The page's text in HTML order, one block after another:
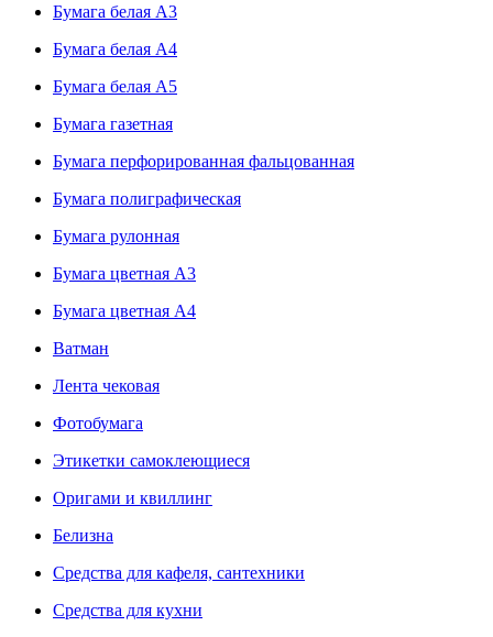
Бумага белая А3
Бумага белая А4
Бумага белая А5
Бумага газетная
Бумага перфорированная фальцованная
Бумага полиграфическая
Бумага рулонная
Бумага цветная А3
Бумага цветная А4
Ватман
Лента чековая
Фотобумага
Этикетки самоклеющиеся
Оригами и квиллинг
Белизна
Средства для кафеля, сантехники
Средства для кухни